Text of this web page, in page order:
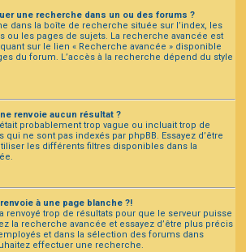
une recherche dans un ou des forums ?
dans la boîte de recherche située sur l’index, les
ou les pages de sujets. La recherche avancée est
sur le lien « Recherche avancée » disponible
du forum. L’accès à la recherche dépend du style
renvoie aucun résultat ?
probablement trop vague ou incluait trop de
ne sont pas indexés par phpBB. Essayez d’être
les différents filtres disponibles dans la
à une page blanche ?!
renvoyé trop de résultats pour que le serveur puisse
la recherche avancée et essayez d’être plus précis
et dans la sélection des forums dans
effectuer une recherche.